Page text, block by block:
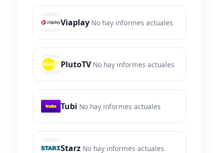
Viaplay No hay informes actuales
PlutoTV No hay informes actuales
Tubi No hay informes actuales
Starz No hay informes actuales